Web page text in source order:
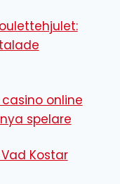
online
spelare
Kostar